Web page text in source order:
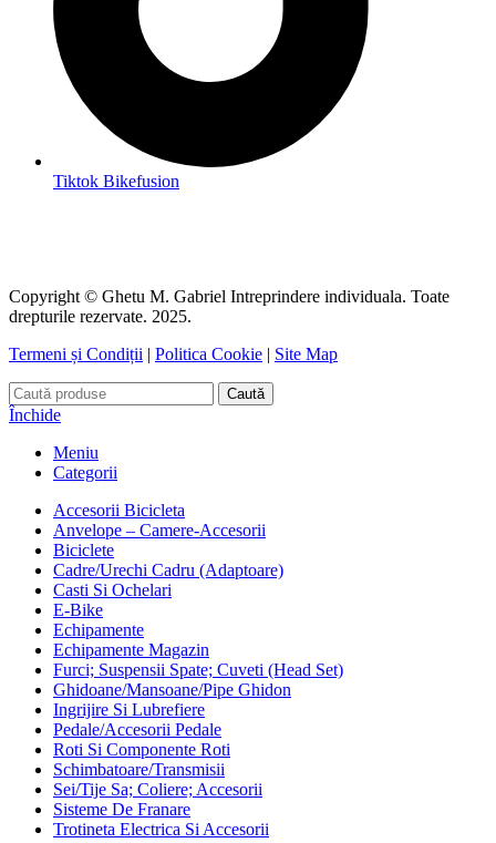
Tiktok Bikefusion
Copyright © Ghetu M. Gabriel Intreprindere individuala. Toate
drepturile rezervate. 2025.
Termeni și Condiții | Politica Cookie | Site Map
Caută
Închide
Meniu
Categorii
Accesorii Bicicleta
Anvelope – Camere-Accesorii
Biciclete
Cadre/Urechi Cadru (Adaptoare)
Casti Si Ochelari
E-Bike
Echipamente
Echipamente Magazin
Furci; Suspensii Spate; Cuveti (Head Set)
Ghidoane/Mansoane/Pipe Ghidon
Ingrijire Si Lubrefiere
Pedale/Accesorii Pedale
Roti Si Componente Roti
Schimbatoare/Transmisii
Sei/Tije Sa; Coliere; Accesorii
Sisteme De Franare
Trotineta Electrica Si Accesorii